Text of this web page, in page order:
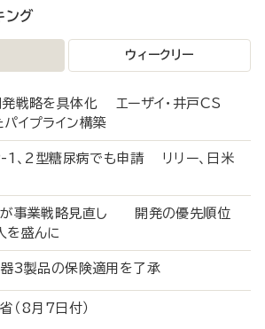
ング
ウィークリー
発戦略を具体化 エーザイ・井戸CS
イプライン構築
1、2型糖尿病でも申請 リリー、日米
が事業戦略見直し 開発の優先順位
を盛んに
器3製品の保険適用を了承
省（8月7日付）